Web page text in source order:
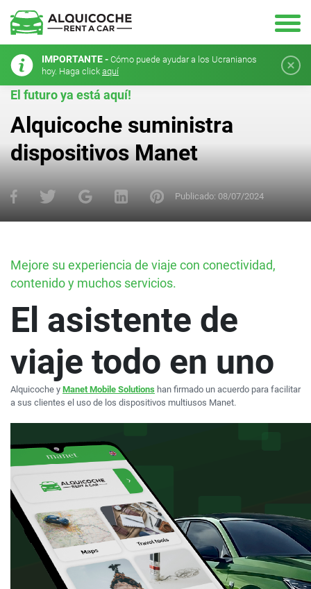
IMPORTANTE - Cómo puede ayudar a los Ucranianos
hoy. Haga click aquí
El futuro ya está aquí!
Alquicoche suministra
dispositivos Manet
Publicado: 08/07/2024
Mejore su experiencia de viaje con conectividad,
contenido y muchos servicios.
El asistente de
viaje todo en uno
Alquicoche y Manet Mobile Solutions han firmado un acuerdo para facilitar
a sus clientes el uso de los dispositivos multiusos Manet.